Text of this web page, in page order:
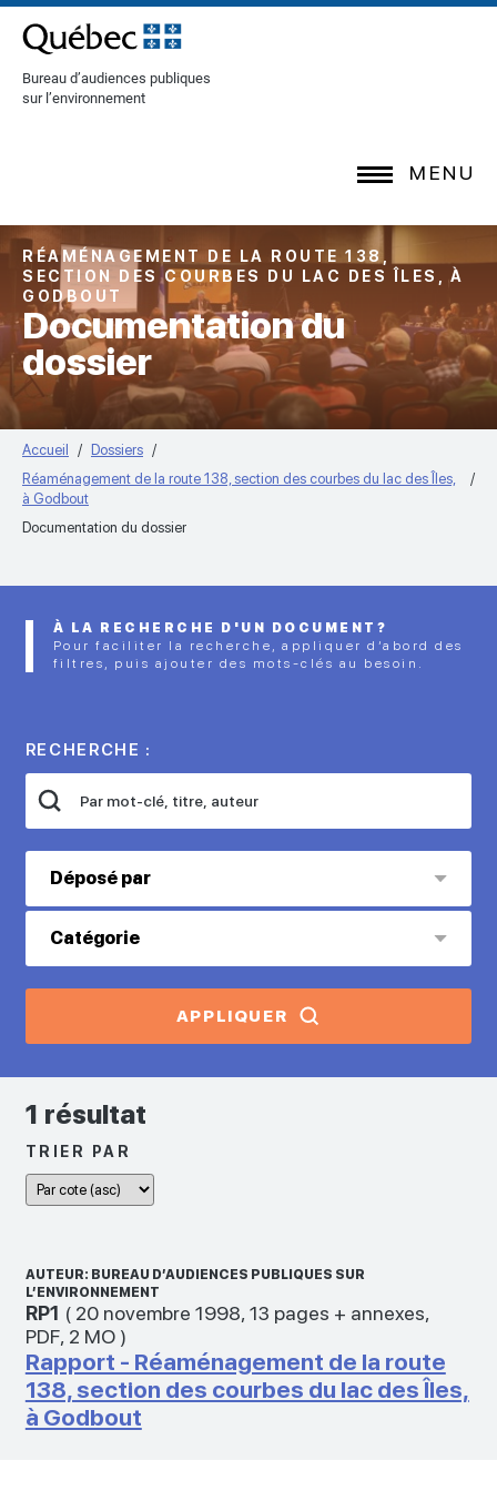
[Common.SkipToContent]
Bureau d’audiences publiques
sur l’environnement
MENU
RÉAMÉNAGEMENT DE LA ROUTE 138,
SECTION DES COURBES DU LAC DES ÎLES, À
GODBOUT
Documentation du
dossier
Accueil
Dossiers
Réaménagement de la route 138, section des courbes du lac des Îles,
à Godbout
Documentation du dossier
À LA RECHERCHE D'UN DOCUMENT?
Pour faciliter la recherche, appliquer d’abord des
filtres, puis ajouter des mots-clés au besoin.
RECHERCHE :
Déposé par
Catégorie
APPLIQUER
1 résultat
TRIER PAR
AUTEUR: BUREAU D’AUDIENCES PUBLIQUES SUR
L’ENVIRONNEMENT
RP1 ( 20 novembre 1998, 13 pages + annexes,
PDF, 2 MO)
Rapport - Réaménagement de la route
138, section des courbes du lac des Îles,
à Godbout